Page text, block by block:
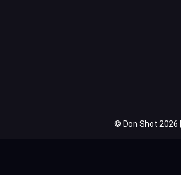
© Don Shot 2026 |